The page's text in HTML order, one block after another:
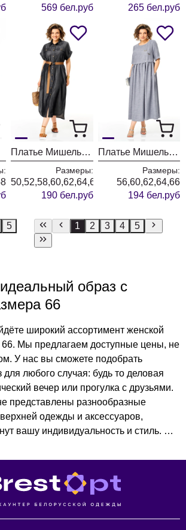
569 бел.руб
265 бел.руб
Платье Мишель Шик 993-3 мокрый асфальт
Размеры:
50,52,58,60,62,64,66,68
190 бел.руб
Платье Мишель Шик 2132-1 серый кварц
Размеры:
56,60,62,64,66
194 бел.руб
5 1 2 3 4 5
образ с
66
широкий ассортимент женской
Мы предлагаем доступные цены, не
У нас вы сможете подобрать
любого случая: будь то деловая
вечер или прогулка с друзьями.
представлены разнообразные
одежды и аксессуаров,
вашу индивидуальность и стиль. Не